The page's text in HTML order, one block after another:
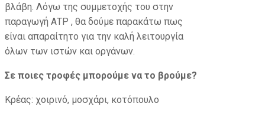
βλάβη. Λόγω της συμμετοχής του στην
παραγωγή ΑΤΡ , θα δούμε παρακάτω πως
είναι απαραίτητο για την καλή λειτουργία
όλων των ιστών και οργάνων.
Σε ποιες τροφές μπορούμε να το βρούμε?
Κρέας: χοιρινό, μοσχάρι, κοτόπουλο